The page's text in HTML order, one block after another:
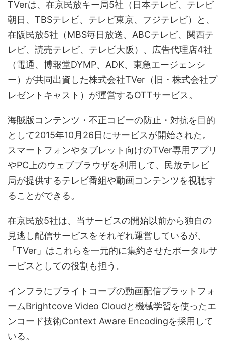
TVerは、在京民放キー局5社（日本テレビ、テレビ
朝日、TBSテレビ、テレビ東京、フジテレビ）と、
在阪民放5社（MBS毎日放送、ABCテレビ、関西テ
レビ、読売テレビ、テレビ大阪）、広告代理店4社
（電通、博報堂DYMP、ADK、東急エージェンシ
ー）が共同出資した株式会社TVer（旧・株式会社プ
レゼントキャスト）が運営するOTTサービス。
海賊版コンテンツ・不正コピーの防止・対抗を目的
として2015年10月26日にサービスが開始された。
スマートフォンやタブレット向けのTVer専用アプリ
やPC上のウェブブラウザを利用して、民放テレビ
局が提供するテレビ番組や動画コンテンツを視聴す
ることができる。
在京民放5社は、当サービスの開始以前から独自の
見逃し配信サービスをそれぞれ運営しているが、
「TVer」はこれらを一元的に集約させたポータルサ
ービスとしての役割も担う。
インフラにブライトコーブの動画配信プラットフォ
ームBrightcove Video Cloudと機械学習を使ったエ
ンコード技術Context Aware Encodingを採用して
いる。